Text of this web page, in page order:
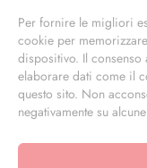
Per fornire le migliori
cookie per
dispositivo. Il
elaborare dati come il
questo sito. Non
negativamente su